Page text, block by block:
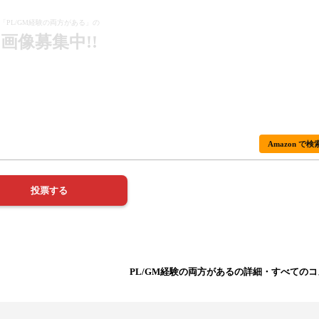
PL/GM経験の両方がある」の
画像募集中!!
Amazon で検
PL/GM経験の両方があるの詳細・すべての